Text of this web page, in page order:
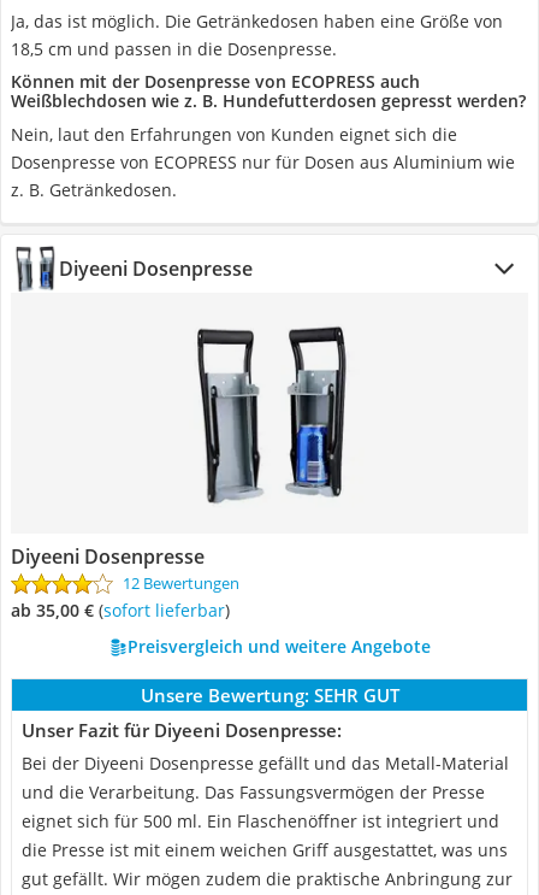
Ja, das ist möglich. Die Getränkedosen haben eine Größe von
18,5 cm und passen in die Dosenpresse.
Können mit der Dosenpresse von ECOPRESS auch
Weißblechdosen wie z. B. Hundefutterdosen gepresst werden?
Nein, laut den Erfahrungen von Kunden eignet sich die
Dosenpresse von ECOPRESS nur für Dosen aus Aluminium wie
z. B. Getränkedosen.
Diyeeni Dosenpresse
Diyeeni Dosenpresse
12 Bewertungen
ab 35,00 € ( Sofort lieferbar)
Preisvergleich und weitere Angebote
Unsere Bewertung: SEHR GUT
Unser Fazit für Diyeeni Dosenpresse:
Bei der Diyeeni Dosenpresse gefällt und das Metall-Material
und die Verarbeitung. Das Fassungsvermögen der Presse
eignet sich für 500 ml. Ein Flaschenöffner ist integriert und
die Presse ist mit einem weichen Griff ausgestattet, was uns
gut gefällt. Wir mögen zudem die praktische Anbringung zur